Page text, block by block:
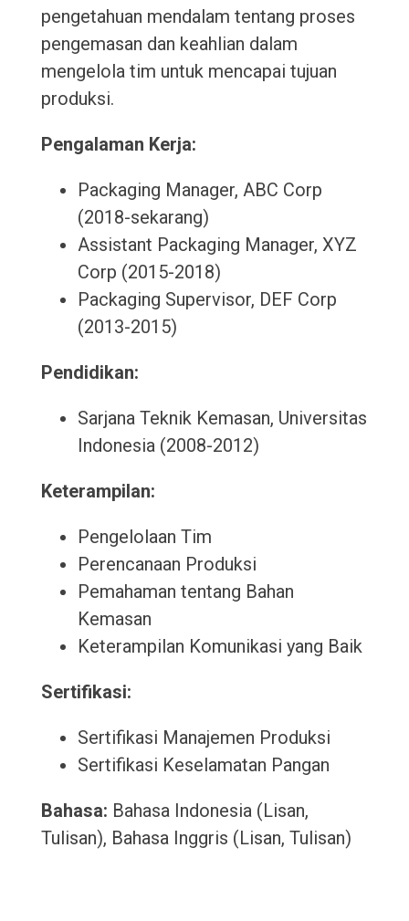
pengetahuan mendalam tentang proses
pengemasan dan keahlian dalam
mengelola tim untuk mencapai tujuan
produksi.
Pengalaman Kerja:
Packaging Manager, ABC Corp
(2018-sekarang)
Assistant Packaging Manager, XYZ
Corp (2015-2018)
Packaging Supervisor, DEF Corp
(2013-2015)
Pendidikan:
Sarjana Teknik Kemasan, Universitas
Indonesia (2008-2012)
Keterampilan:
Pengelolaan Tim
Perencanaan Produksi
Pemahaman tentang Bahan
Kemasan
Keterampilan Komunikasi yang Baik
Sertifikasi:
Sertifikasi Manajemen Produksi
Sertifikasi Keselamatan Pangan
Bahasa: Bahasa Indonesia (Lisan,
Tulisan), Bahasa Inggris (Lisan, Tulisan)